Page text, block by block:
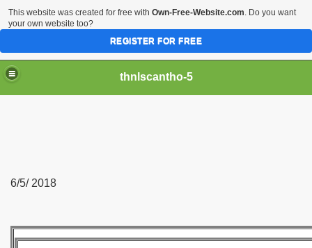
thnlscantho-5
6/5/ 2018
This website was created for free with Own-Free-Website.com. Do you want
your own website too?
REGISTER FOR FREE